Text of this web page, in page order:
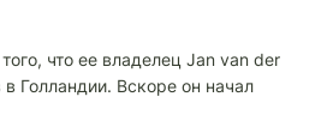
что ее владелец Jan van der
Голландии. Вскоре он начал